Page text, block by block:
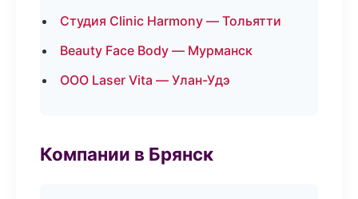
Студия Clinic Harmony — Тольятти
Beauty Face Body — Мурманск
ООО Laser Vita — Улан-Удэ
Компании в Брянск